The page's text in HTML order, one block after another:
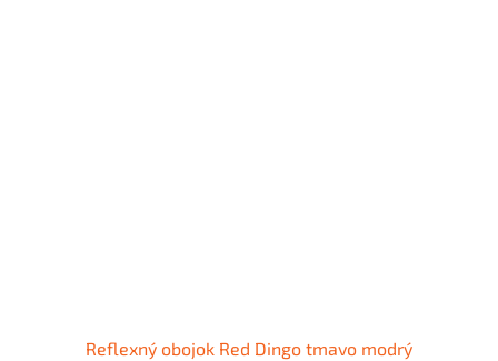
Reflexný obojok Red Dingo tmavo modrý